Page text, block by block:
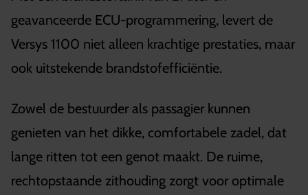
geavanceerde ECU-programmering, levert de
Versys 1100 niet alleen krachtige prestaties, maar
ook uitstekende brandstofefficiëntie.
Zowel de bestuurder als passagier kunnen
genieten van het dikke, comfortabele zadel, dat
lange ritten tot een genot maakt. De ruime,
rechtopstaande zithouding zorgt voor optimale